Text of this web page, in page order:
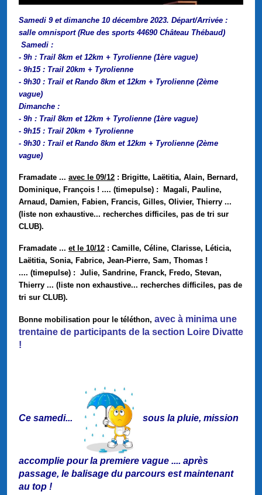
Samedi 9 et dimanche 10 décembre 2023. Départ/Arrivée :
salle omnisport (Rue des sports 44690 Château Thébaud)
Samedi :
- 9h : Trail 8km et 12km + Tyrolienne (1ère vague)
- 9h15 : Trail 20km + Tyrolienne
- 9h30 : Trail et Rando 8km et 12km + Tyrolienne (2ème
vague)
Dimanche :
- 9h : Trail 8km et 12km + Tyrolienne (1ère vague)
- 9h15 : Trail 20km + Tyrolienne
- 9h30 : Trail et Rando 8km et 12km + Tyrolienne (2ème
vague)
Framadate ... avec le 09/12 : Brigitte, Laëtitia, Alain, Bernard,
Dominique, François ! .... (timepulse) : Magali, Pauline,
Arnaud, Damien, Fabien, Francis, Gilles, Olivier, Thierry ...
(liste non exhaustive... recherches difficiles, pas de tri sur
CLUB).
Framadate ... et le 10/12 : Camille, Céline, Clarisse, Léticia,
Laëtitia, Sonia, Fabrice, Jean-Pierre, Sam, Thomas !
.... (timepulse) : Julie, Sandrine, Franck, Fredo, Stevan,
Thierry ... (liste non exhaustive... recherches difficiles, pas de
tri sur CLUB).
Bonne mobilisation pour le téléthon, avec à minima une
trentaine de participants de la section Loire Divatte
!
Ce samedi... sous la pluie, mission
accomplie pour la premiere vague .... après
passage, le balisage du parcours est maintenant
au top !